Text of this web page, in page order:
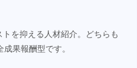
を抑える人材紹介。どちらも
果報酬型です。